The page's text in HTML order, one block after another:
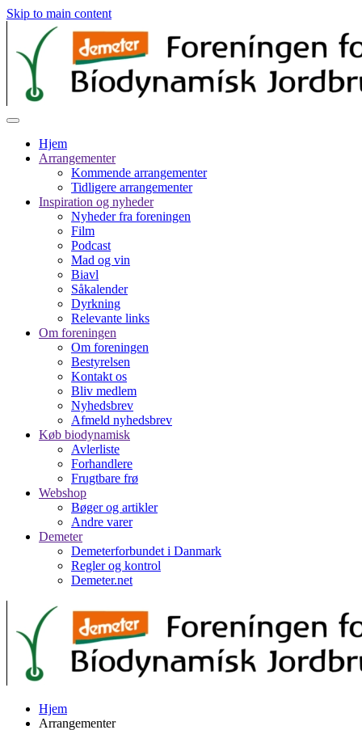
Skip to main content
Hjem
Arrangementer
Kommende arrangementer
Tidligere arrangementer
Inspiration og nyheder
Nyheder fra foreningen
Film
Podcast
Mad og vin
Biavl
Såkalender
Dyrkning
Relevante links
Om foreningen
Om foreningen
Bestyrelsen
Kontakt os
Bliv medlem
Nyhedsbrev
Afmeld nyhedsbrev
Køb biodynamisk
Avlerliste
Forhandlere
Frugtbare frø
Webshop
Bøger og artikler
Andre varer
Demeter
Demeterforbundet i Danmark
Regler og kontrol
Demeter.net
Hjem
Arrangementer